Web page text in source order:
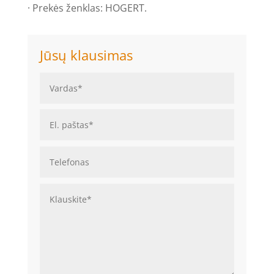
· Prekės ženklas: HOGERT.
Jūsų klausimas